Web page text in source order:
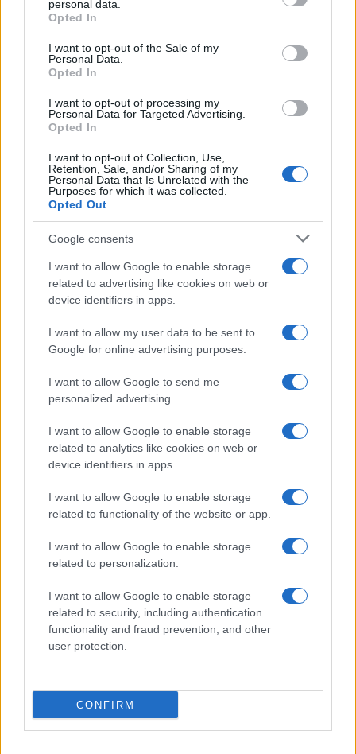
grant or deny consent to Google and its third-party tags to
use your data for below specified purposes in below Google
consent section.
personal data.
Opted In
I want to opt-out of the Sale of my
Personal Data.
Opted In
I want to opt-out of processing my
Personal Data for Targeted Advertising.
Opted In
I want to opt-out of Collection, Use,
Retention, Sale, and/or Sharing of my
Personal Data that Is Unrelated with the
Purposes for which it was collected.
Opted Out
Google consents
I want to allow Google to enable storage
related to advertising like cookies on web or
device identifiers in apps.
I want to allow my user data to be sent to
Google for online advertising purposes.
I want to allow Google to send me
personalized advertising.
I want to allow Google to enable storage
related to analytics like cookies on web or
device identifiers in apps.
I want to allow Google to enable storage
related to functionality of the website or app.
I want to allow Google to enable storage
related to personalization.
I want to allow Google to enable storage
related to security, including authentication
functionality and fraud prevention, and other
user protection.
CONFIRM
Continua a leggere
LIFESTYLE
Copenhagen Fashion Week SS27: le novità che stanno
rivoluzionando la moda
LIFESTYLE
Scopri Rocca San Giovanni, il borgo abruzzese tra
Cristian Castiglioni · 8 Ago 2026
OFFERTE&CONSIGLI